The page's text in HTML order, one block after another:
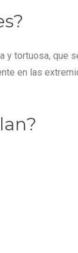
y tortuosa, que
en las